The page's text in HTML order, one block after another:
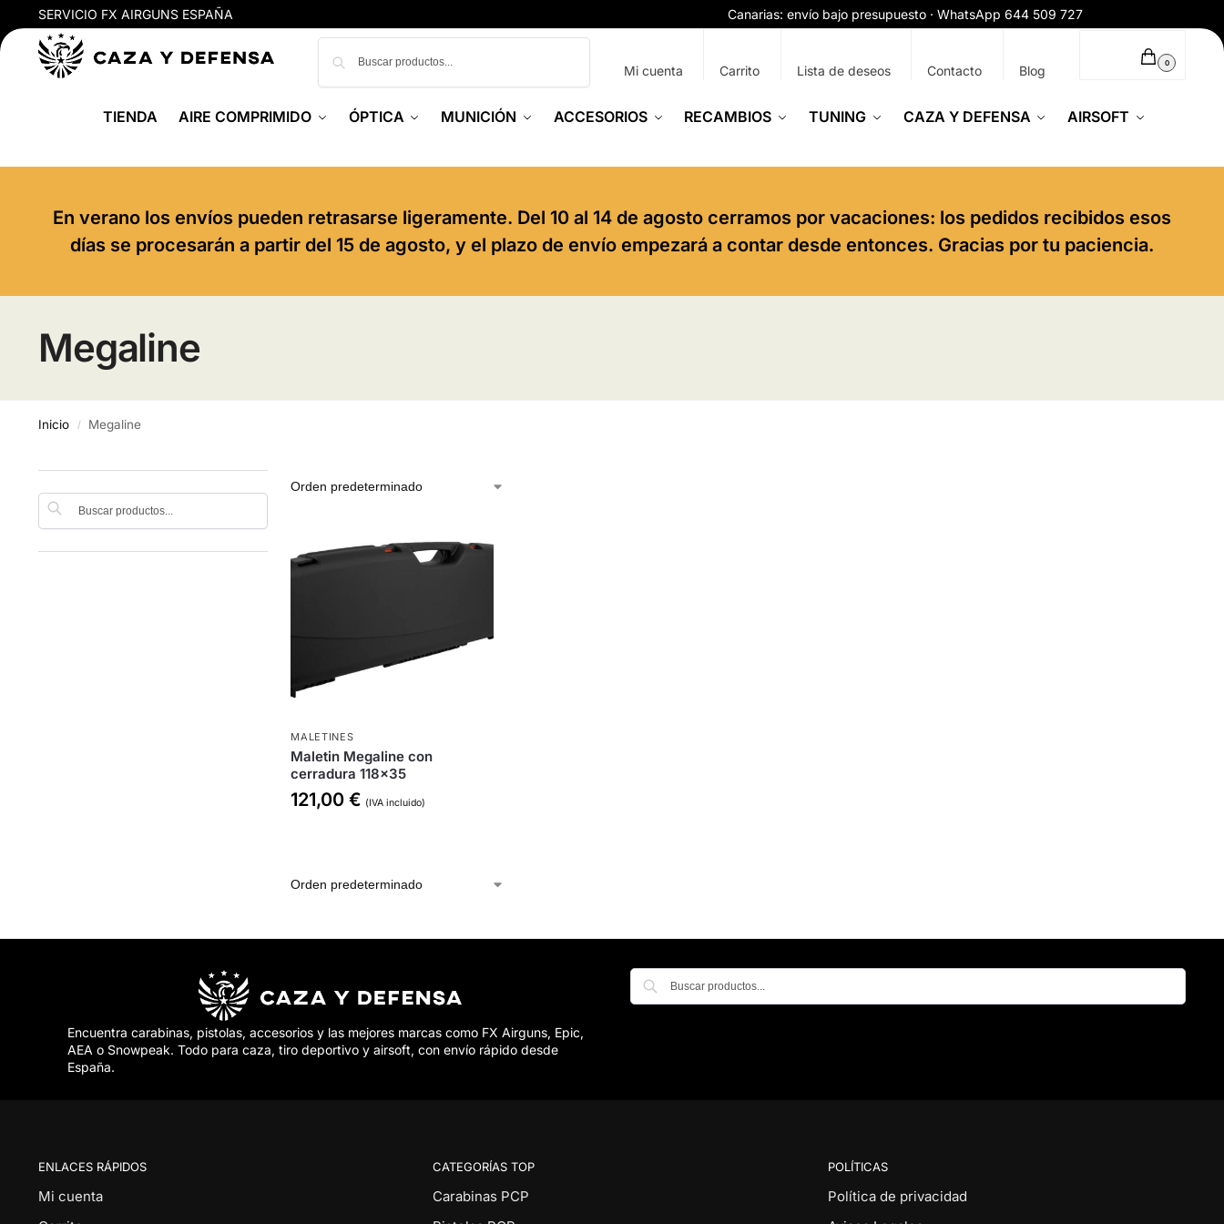
SERVICIO FX AIRGUNS ESPAÑA Canarias: envío bajo presupuesto · WhatsApp 644 509 727
Mi cuenta Carrito Lista de deseos Contacto Blog 0
TIENDA AIRE COMPRIMIDO ÓPTICA MUNICIÓN ACCESORIOS RECAMBIOS TUNING CAZA Y DEFENSA AIRSOFT
En verano los envíos pueden retrasarse ligeramente. Del 10 al 14 de agosto cerramos por vacaciones: los pedidos recibidos esos
días se procesarán a partir del 15 de agosto, y el plazo de envío empezará a contar desde entonces. Gracias por tu paciencia.
Megaline
Inicio / Megaline
MALETINES
Maletin Megaline con
cerradura 118×35
121,00€ (IVA incluido)
Encuentra carabinas, pistolas, accesorios y las mejores marcas como FX Airguns, Epic,
AEA o Snowpeak. Todo para caza, tiro deportivo y airsoft, con envío rápido desde
España.
ENLACES RÁPIDOS
Mi cuenta
CATEGORÍAS TOP
Carabinas PCP
POLÍTICAS
Política de privacidad